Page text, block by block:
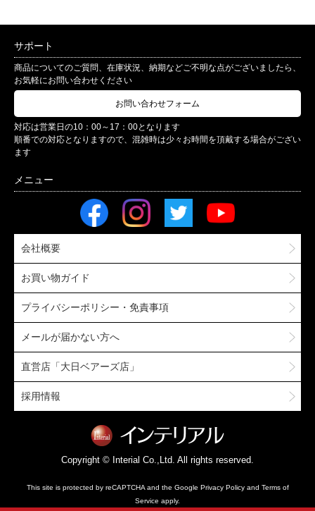
サポート
商品についてのご質問、在庫状況、納期などご不明な点がございましたら、
お気軽にお問い合わせください
お問い合わせフォーム
対応は営業日の10：00～17：00となります
順番での対応となりますので、混雑時は少々お時間を頂戴する場合がござい
ます
会社概要
お買い物ガイド
プライバシーポリシー・免責事項
メールが届かない方へ
直営店「大日ベアーズ店」
採用情報
Copyright © Interial Co.,Ltd. All rights reserved.
This site is protected by reCAPTCHA and the Google Privacy Policyand Terms of
Service apply.